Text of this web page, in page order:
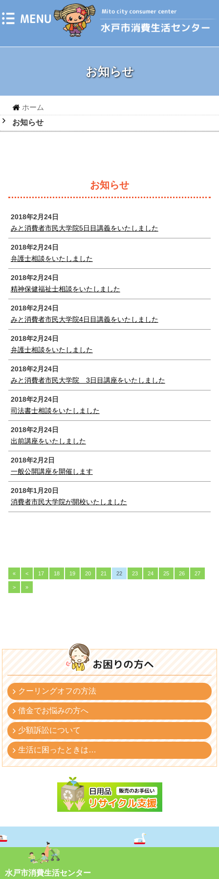
お知らせ
ホーム
お知らせ
お知らせ
2018年2月24日
みと消費者市民大学院5日目講義をいたしました
2018年2月24日
弁護士相談をいたしました
2018年2月24日
精神保健福祉士相談をいたしました
2018年2月24日
みと消費者市民大学院4日目講義をいたしました
2018年2月24日
弁護士相談をいたしました
2018年2月24日
みと消費者市民大学院 3日目講座をいたしました
2018年2月24日
司法書士相談をいたしました
2018年2月24日
出前講座をいたしました
2018年2月2日
一般公開講座を開催します
2018年1月20日
消費者市民大学院が開校いたしました
« < 17 18 19 20 21 22 23 24 25 26 27
> »
クーリングオフの方法
借金でお悩みの方へ
少額訴訟について
生活に困ったときは…
水戸市消費生活センター